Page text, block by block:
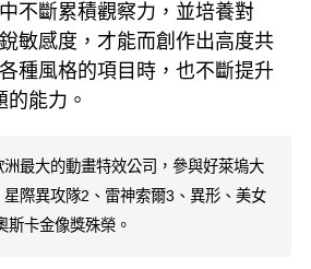
不斷累積觀察力，並培養對
敏感度，才能而創作出高度共
種風格的項目時，也不斷提升
能力。
洲最大的動畫特效公司，參與好萊塢大
際異攻隊2、雷神索爾3、異形、美女
斯卡金像獎殊榮。